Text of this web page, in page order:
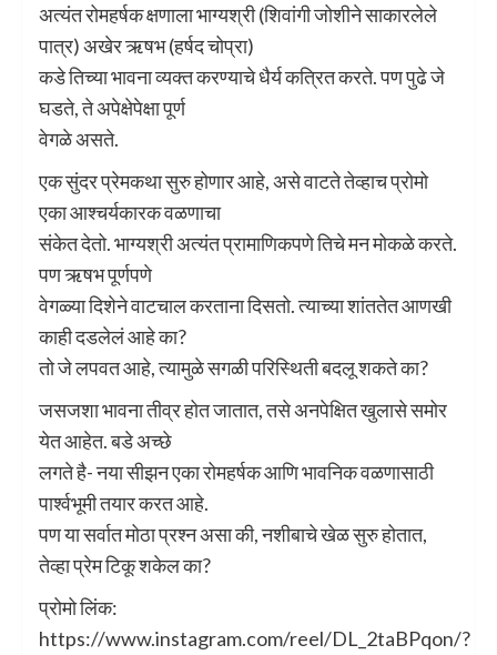
अत्यंत रोमहर्षक क्षणाला भाग्यश्री (शिवांगी जोशीने साकारलेले
पात्र) अखेर ऋषभ (हर्षद चोप्रा)
कडे तिच्या भावना व्यक्त करण्याचे धैर्य कत्रित करते. पण पुढे जे
घडते, ते अपेक्षेपेक्षा पूर्ण
वेगळे असते.
एक सुंदर प्रेमकथा सुरु होणार आहे, असे वाटते तेव्हाच प्रोमो
एका आश्चर्यकारक वळणाचा
संकेत देतो. भाग्यश्री अत्यंत प्रामाणिकपणे तिचे मन मोकळे करते.
पण ऋषभ पूर्णपणे
वेगळ्या दिशेने वाटचाल करताना दिसतो. त्याच्या शांततेत आणखी
काही दडलेलं आहे का?
तो जे लपवत आहे, त्यामुळे सगळी परिस्थिती बदलू शकते का?
जसजशा भावना तीव्र होत जातात, तसे अनपेक्षित खुलासे समोर
येत आहेत. बडे अच्छे
लगते है- नया सीझन एका रोमहर्षक आणि भावनिक वळणासाठी
पार्श्वभूमी तयार करत आहे.
पण या सर्वात मोठा प्रश्न असा की, नशीबाचे खेळ सुरु होतात,
तेव्हा प्रेम टिकू शकेल का?
प्रोमो लिंक:
https://www.instagram.com/reel/DL_2taBPqon/?